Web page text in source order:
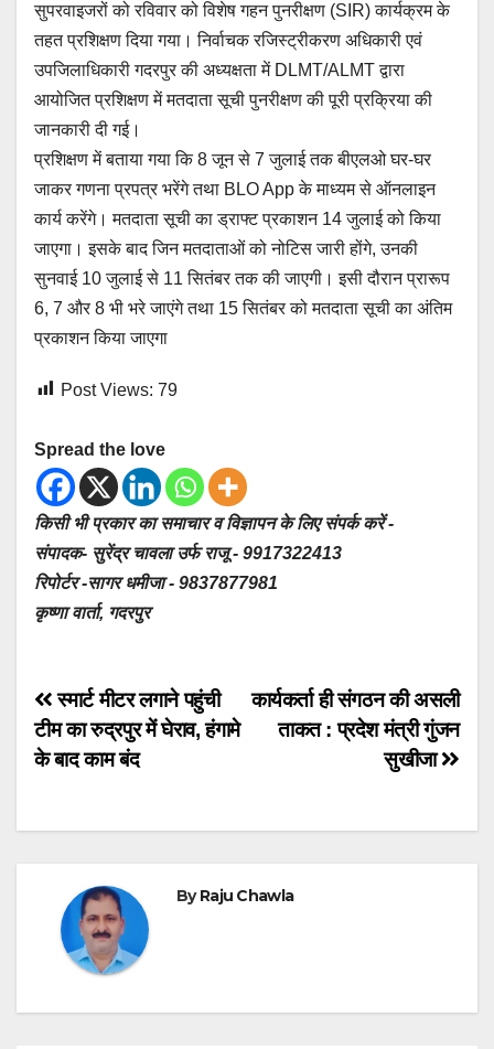
सुपरवाइजरों को रविवार को विशेष गहन पुनरीक्षण (SIR) कार्यक्रम के
तहत प्रशिक्षण दिया गया। निर्वाचक रजिस्ट्रीकरण अधिकारी एवं
उपजिलाधिकारी गदरपुर की अध्यक्षता में DLMT/ALMT द्वारा
आयोजित प्रशिक्षण में मतदाता सूची पुनरीक्षण की पूरी प्रक्रिया की
जानकारी दी गई।
प्रशिक्षण में बताया गया कि 8 जून से 7 जुलाई तक बीएलओ घर-घर
जाकर गणना प्रपत्र भरेंगे तथा BLO App के माध्यम से ऑनलाइन
कार्य करेंगे। मतदाता सूची का ड्राफ्ट प्रकाशन 14 जुलाई को किया
जाएगा। इसके बाद जिन मतदाताओं को नोटिस जारी होंगे, उनकी
सुनवाई 10 जुलाई से 11 सितंबर तक की जाएगी। इसी दौरान प्रारूप
6, 7 और 8 भी भरे जाएंगे तथा 15 सितंबर को मतदाता सूची का अंतिम
प्रकाशन किया जाएगा
Post Views: 79
Spread the love
किसी भी प्रकार का समाचार व विज्ञापन के लिए संपर्क करें -
संपादक- सुरेंद्र चावला उर्फ राजू - 9917322413
रिपोर्टर -सागर धमीजा - 9837877981
कृष्णा वार्ता, गदरपुर
Post
navigation
कार्यकर्ता ही संगठन की असली
ताकत : प्रदेश मंत्री गुंजन
सुखीजा
स्मार्ट मीटर लगाने पहुंची
टीम का रुद्रपुर में घेराव, हंगामे
के बाद काम बंद
ByRaju Chawla